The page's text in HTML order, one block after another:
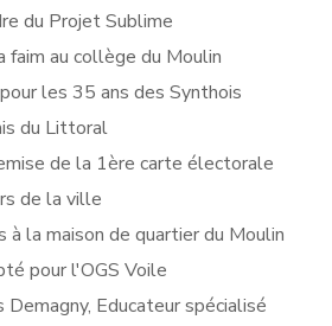
du Projet Sublime
faim au collège du Moulin
les 35 ans des Synthois
du Littoral
de la 1ère carte électorale
de la ville
à la maison de quartier du Moulin
pour l'OGS Voile
Demagny, Educateur spécialisé